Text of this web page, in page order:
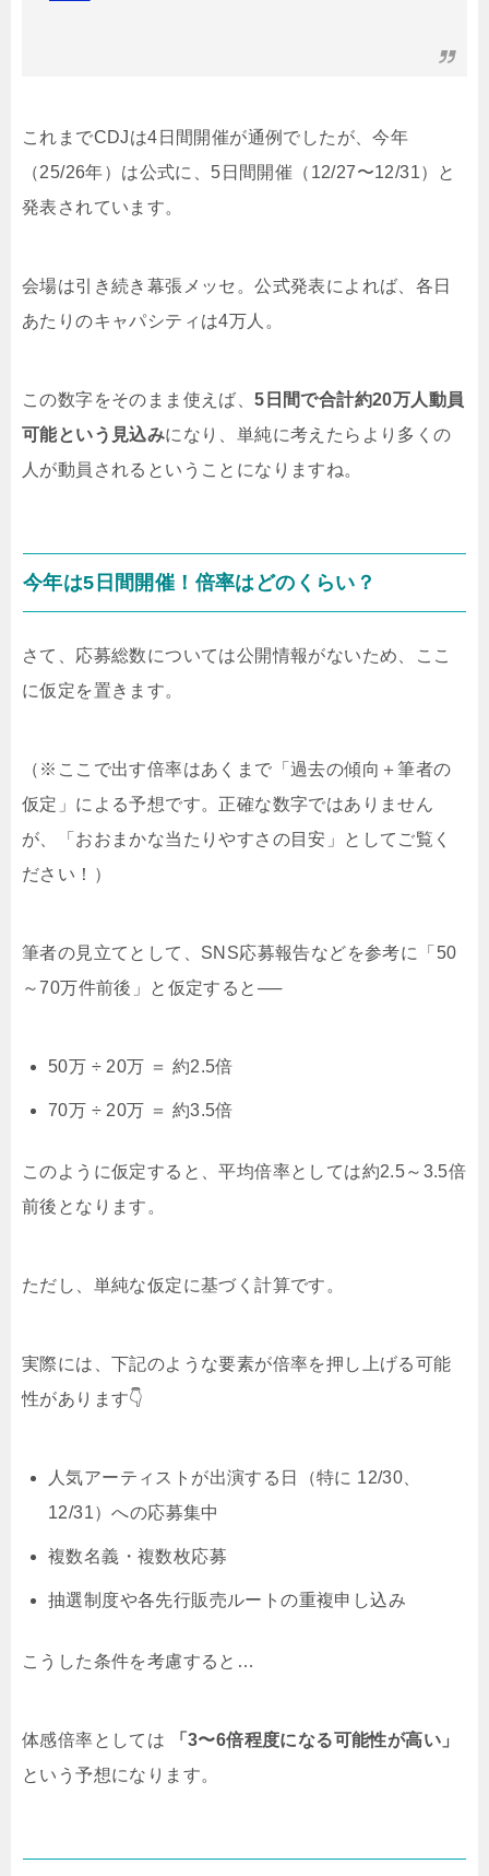
これまでCDJは4日間開催が通例でしたが、今年
（25/26年）は公式に、5日間開催（12/27〜12/31）と
発表されています。
会場は引き続き幕張メッセ。公式発表によれば、各日
あたりのキャパシティは4万人。
この数字をそのまま使えば、5日間で合計約20万人動員
可能という見込みになり、単純に考えたらより多くの
人が動員されるということになりますね。
今年は5日間開催！倍率はどのくらい？
さて、応募総数については公開情報がないため、ここ
に仮定を置きます。
（※ここで出す倍率はあくまで「過去の傾向＋筆者の
仮定」による予想です。正確な数字ではありません
が、「おおまかな当たりやすさの目安」としてご覧く
ださい！）
筆者の見立てとして、SNS応募報告などを参考に「50
～70万件前後」と仮定すると──
50万 ÷ 20万 ＝ 約2.5倍
70万 ÷ 20万 ＝ 約3.5倍
このように仮定すると、平均倍率としては約2.5～3.5倍
前後となります。
ただし、単純な仮定に基づく計算です。
実際には、下記のような要素が倍率を押し上げる可能
性があります👇
人気アーティストが出演する日（特に 12/30、
12/31）への応募集中
複数名義・複数枚応募
抽選制度や各先行販売ルートの重複申し込み
こうした条件を考慮すると…
体感倍率としては 「3〜6倍程度になる可能性が高い」
という予想になります。